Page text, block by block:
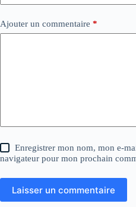
Ajouter un commentaire *
Enregistrer mon nom, mon e-
navigateur pour mon prochain
Laisser un commentaire